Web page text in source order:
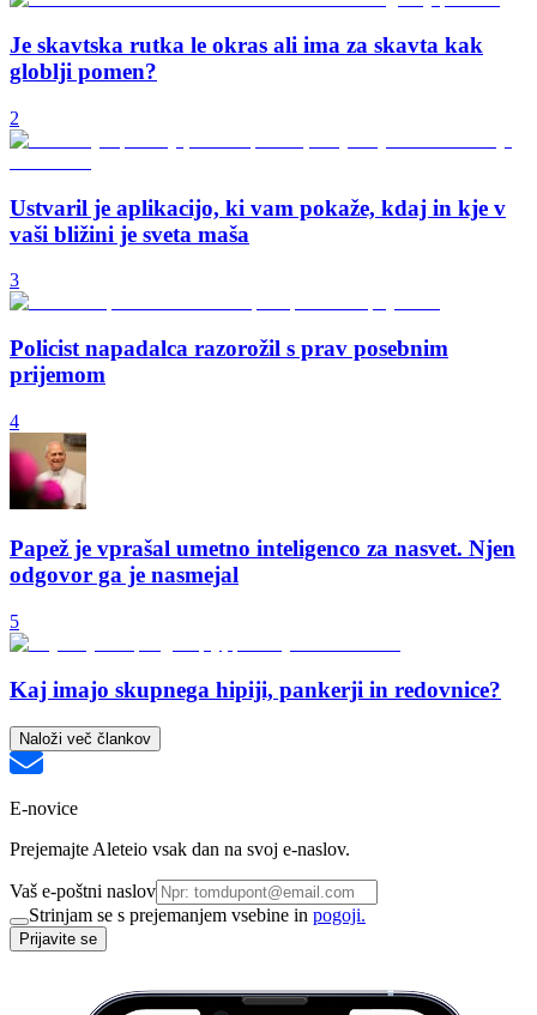
Je skavtska rutka le okras ali ima za skavta kak
globlji pomen?
2
Ustvaril je aplikacijo, ki vam pokaže, kdaj in kje v
vaši bližini je sveta maša
3
Policist napadalca razorožil s prav posebnim
prijemom
4
Papež je vprašal umetno inteligenco za nasvet. Njen
odgovor ga je nasmejal
5
Kaj imajo skupnega hipiji, pankerji in redovnice?
Naloži več člankov
E-novice
Prejemajte Aleteio vsak dan na svoj e-naslov.
Vaš e-poštni naslov
Strinjam se s prejemanjem vsebine in pogoji.
Prijavite se